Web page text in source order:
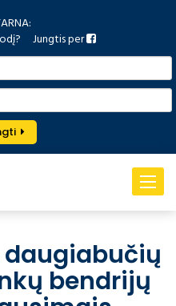
Jungtis per
Toggle
bendrijų